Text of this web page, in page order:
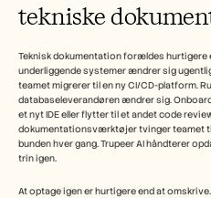
tekniske
Teknisk dokumentation forældes hurtigere
underliggende systemer ændrer sig
teamet migrerer til en ny CI/CD-platform.
databaseleverandøren ændrer sig.
et nyt IDE eller flytter til et andet code
dokumentationsværktøjer tvinger teamet
bunden hver gang. Trupeer AI håndterer
trin igen.
At optage igen er hurtigere end at